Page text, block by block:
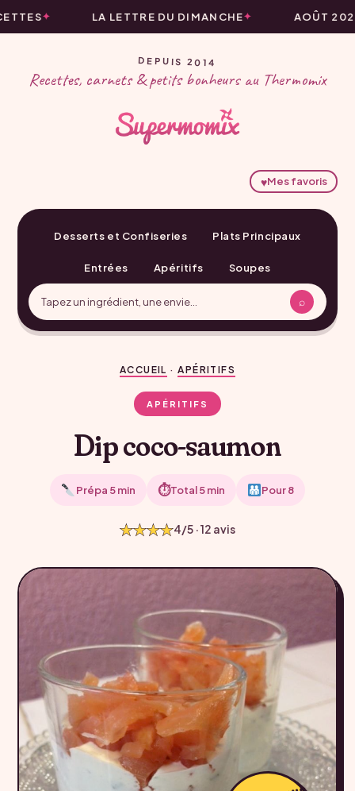
LA LETTRE DU DIMANCHE AOÛT 2026
DEPUIS 2014
Recettes, carnets & petits bonheurs au Thermomix
♥Mes favoris
Desserts et Confiseries Plats Principaux
Entrées Apéritifs Soupes
⌕
ACCUEIL ·APÉRITIFS
APÉRITIFS
Dip coco-saumon
Prépa 5 min ⏱Total 5 min Pour 8
★★★★4/5 · 12 avis